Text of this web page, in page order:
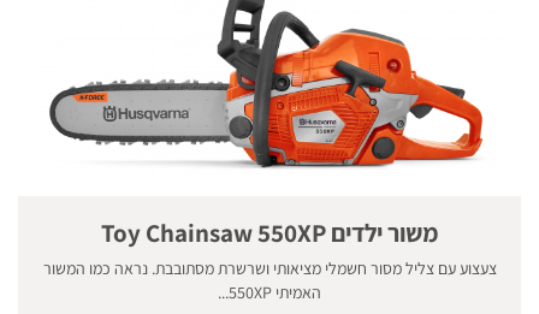
משור ילדים Toy Chainsaw 550XP
צעצוע עם צליל מסור חשמלי מציאותי ושרשרת מסתובבת. נראה כמו המשור
האמיתי 550XP...